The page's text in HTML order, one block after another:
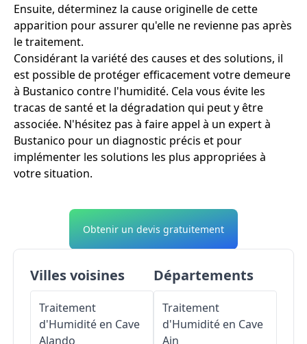
Ensuite, déterminez la cause originelle de cette
apparition pour assurer qu'elle ne revienne pas après
le traitement.
Considérant la variété des causes et des solutions, il
est possible de protéger efficacement votre demeure
à Bustanico contre l'humidité. Cela vous évite les
tracas de santé et la dégradation qui peut y être
associée. N'hésitez pas à faire appel à un expert à
Bustanico pour un diagnostic précis et pour
implémenter les solutions les plus appropriées à
votre situation.
Obtenir un devis gratuitement
Villes voisines
Traitement
d'Humidité en Cave
Alando
Départements
Traitement
d'Humidité en Cave
Ain